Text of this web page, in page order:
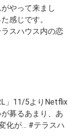
やって来まし
感じです。
スハウス内の恋
」11/5よりNetflix
募るあまり、あ
化が… #テラスハ